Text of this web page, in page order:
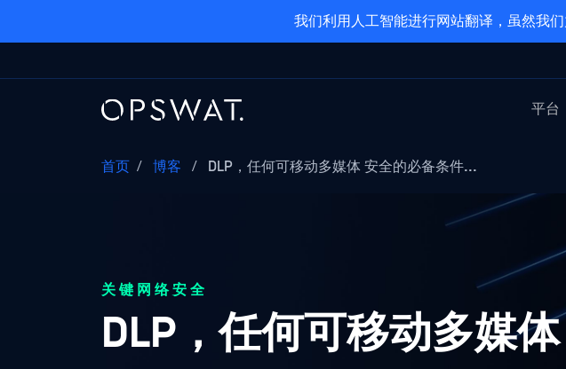
我们利用人工智能进行网站翻译，虽然我
平台
首页 / 博客 / DLP，任何可移动多媒体 安全的必备条件...
关键网络安全
DLP，任何可移动多媒